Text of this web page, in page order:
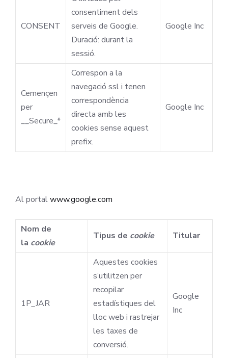
CONSENT
consentiment dels
serveis de Google.
Duració: durant la
sessió.
Google Inc
Cemençen
per
__Secure_*
Correspon a la
navegació ssl i tenen
correspondència
directa amb les
cookies sense aquest
prefix.
Google Inc
Al portalwww.google.com
Nom de
la cookie
Tipus de cookie Titular
1P_JAR
Aquestes cookies
s’utilitzen per
recopilar
estadístiques del
lloc web i rastrejar
les taxes de
conversió.
Google
Inc